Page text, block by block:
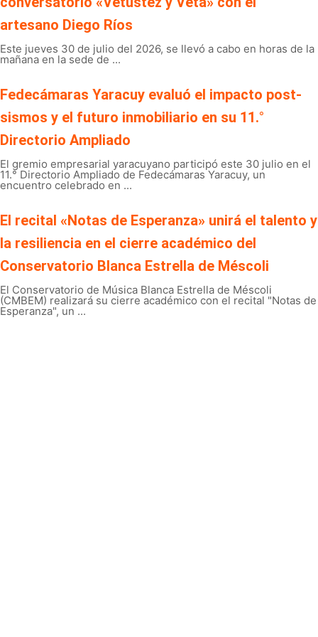
artesano Diego Ríos
Este jueves 30 de julio del 2026, se llevó a cabo en horas de la
mañana en la sede de ...
Fedecámaras Yaracuy evaluó el impacto post-
sismos y el futuro inmobiliario en su 11.°
Directorio Ampliado
El gremio empresarial yaracuyano participó este 30 julio en el
11.° Directorio Ampliado de Fedecámaras Yaracuy, un
encuentro celebrado en ...
El recital «Notas de Esperanza» unirá el talento y
la resiliencia en el cierre académico del
Conservatorio Blanca Estrella de Méscoli
El Conservatorio de Música Blanca Estrella de Méscoli
(CMBEM) realizará su cierre académico con el recital "Notas de
Esperanza", un ...